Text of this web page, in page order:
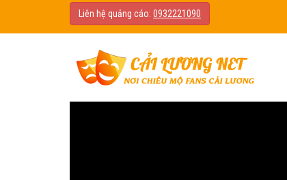
Liên hệ quảng cáo: 0932221090